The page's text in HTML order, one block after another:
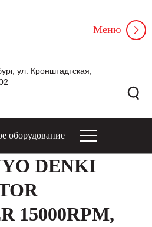
ул. Кронштадтская,
Меню
оборудование
DENKI
15000RPM,